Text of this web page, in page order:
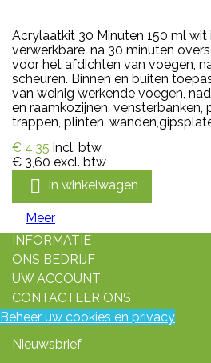
Acrylaatkit 30 Minuten 150 ml wit
verwerkbare, na 30 minuten
voor het afdichten van voegen,
scheuren. Binnen en buiten
van weinig werkende voegen,
en raamkozijnen, vensterbanken,
trappen, plinten,
€ 4,35 incl. btw
€ 3,60 excl. btw
 In winkelwagen
Meer
INFORMATIE
ONS BEDRIJF
UW ACCOUNT
CONTACTEER ONS
Beheer uw cookies en privacy
Nieuwsbrief